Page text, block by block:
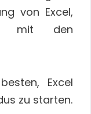
von Excel,
mit den
Excel
zu starten.